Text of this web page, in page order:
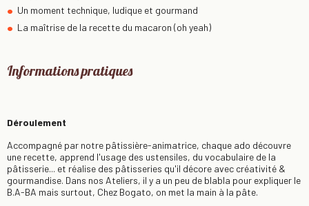
Un moment technique, ludique et gourmand
La maîtrise de la recette du macaron (oh yeah)
Informations pratiques
Déroulement
Accompagné par notre pâtissière-animatrice, chaque ado découvre
une recette, apprend l'usage des ustensiles, du vocabulaire de la
pâtisserie... et réalise des pâtisseries qu'il décore avec créativité &
gourmandise. Dans nos Ateliers, il y a un peu de blabla pour expliquer le
B.A-BA mais surtout, Chez Bogato, on met la main à la pâte.